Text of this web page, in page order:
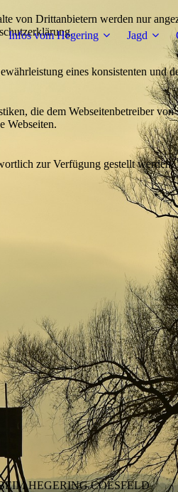
Infos vom Hegering Jagd
HEGERING COESFELD
von Drittanbietern werden nur
eines konsistenten und
die dem Webseitenbetreiber
Webseiten.
zur Verfügung gestellt